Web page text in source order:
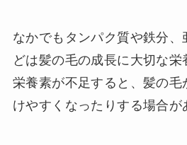
なかでもタンパク質や鉄分、
どは髪の毛の成長に大切な
栄養素が不足すると、髪の毛
けやすくなったりする場合が